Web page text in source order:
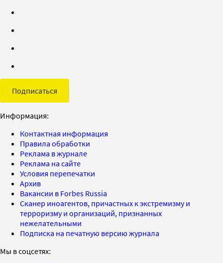
Подписаться
Информация:
Контактная информация
Правила обработки
Реклама в журнале
Реклама на сайте
Условия перепечатки
Архив
Вакансии в Forbes Russia
Сканер иноагентов, причастных к экстремизму и
терроризму и организаций, признанных
нежелательными
Подписка на печатную версию журнала
Мы в соцсетях: